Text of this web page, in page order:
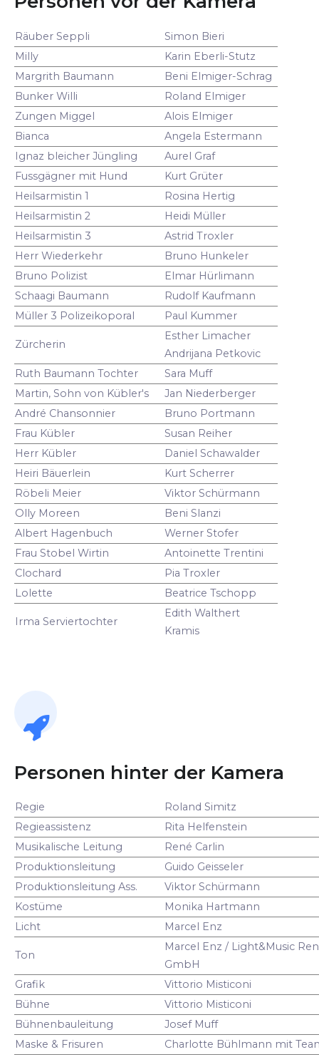
Räuber Seppli
Simon Bieri
Milly
Karin Eberli-Stutz
Margrith Baumann
Beni Elmiger-Schrag
Bunker Willi
Roland Elmiger
Zungen Miggel
Alois Elmiger
Bianca
Angela Estermann
Ignaz bleicher Jüngling
Aurel Graf
Fussgägner mit Hund
Kurt Grüter
Heilsarmistin 1
Rosina Hertig
Heilsarmistin 2
Heidi Müller
Heilsarmistin 3
Astrid Troxler
Herr Wiederkehr
Bruno Hunkeler
Bruno Polizist
Elmar Hürlimann
Schaagi Baumann
Rudolf Kaufmann
Müller 3 Polizeikoporal
Paul Kummer
Zürcherin
Esther Limacher
Andrijana Petkovic
Ruth Baumann Tochter
Sara Muff
Martin, Sohn von Kübler's
Jan Niederberger
André Chansonnier
Bruno Portmann
Frau Kübler
Susan Reiher
Herr Kübler
Daniel Schawalder
Heiri Bäuerlein
Kurt Scherrer
Röbeli Meier
Viktor Schürmann
Olly Moreen
Beni Slanzi
Albert Hagenbuch
Werner Stofer
Frau Stobel Wirtin
Antoinette Trentini
Clochard
Pia Troxler
Lolette
Beatrice Tschopp
Irma Serviertochter
Edith Walthert
Kramis
Personen hinter der Kamera
Regie
Roland Simitz
Regieassistenz
Rita Helfenstein
Musikalische Leitung
René Carlin
Produktionsleitung
Guido Geisseler
Produktionsleitung Ass.
Viktor Schürmann
Kostüme
Monika Hartmann
Licht
Marcel Enz
Ton
Marcel Enz / Light&Music
GmbH
Grafik
Vittorio Misticoni
Bühne
Vittorio Misticoni
Bühnenbauleitung
Josef Muff
Maske & Frisuren
Charlotte Bühlmann mit